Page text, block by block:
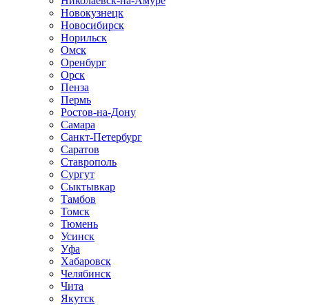
Новокузнецк
Новосибирск
Норильск
Омск
Оренбург
Орск
Пенза
Пермь
Ростов-на-Дону
Самара
Санкт-Петербург
Саратов
Ставрополь
Сургут
Сыктывкар
Тамбов
Томск
Тюмень
Усинск
Уфа
Хабаровск
Челябинск
Чита
Якутск